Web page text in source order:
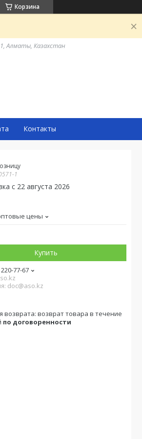
Корзина
Алматы, Казахстан
Контакты
1
с 22 августа 2026
цены
Купить
77-67
doc@aso.kz
возврат товара в течение
по договоренности